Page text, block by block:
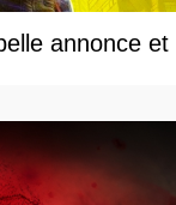
annonce et